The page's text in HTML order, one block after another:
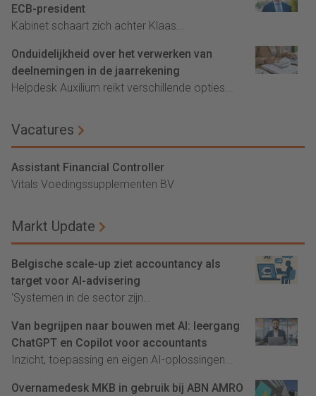
ECB-president
Kabinet schaart zich achter Klaas...
Onduidelijkheid over het verwerken van
deelnemingen in de jaarrekening
Helpdesk Auxilium reikt verschillende opties...
Vacatures
Assistant Financial Controller
Vitals Voedingssupplementen BV
Markt Update
Belgische scale-up ziet accountancy als
target voor AI-advisering
'Systemen in de sector zijn...
Van begrijpen naar bouwen met AI: leergang
ChatGPT en Copilot voor accountants
Inzicht, toepassing en eigen AI-oplossingen...
Overnamedesk MKB in gebruik bij ABN AMRO